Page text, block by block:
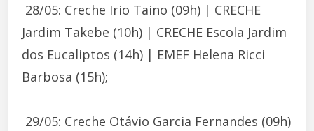
 28/05: Creche Irio Taino (09h) | CRECHE
Jardim Takebe (10h) | CRECHE Escola Jardim
dos Eucaliptos (14h) | EMEF Helena Ricci
Barbosa (15h);
 29/05: Creche Otávio Garcia Fernandes (09h)